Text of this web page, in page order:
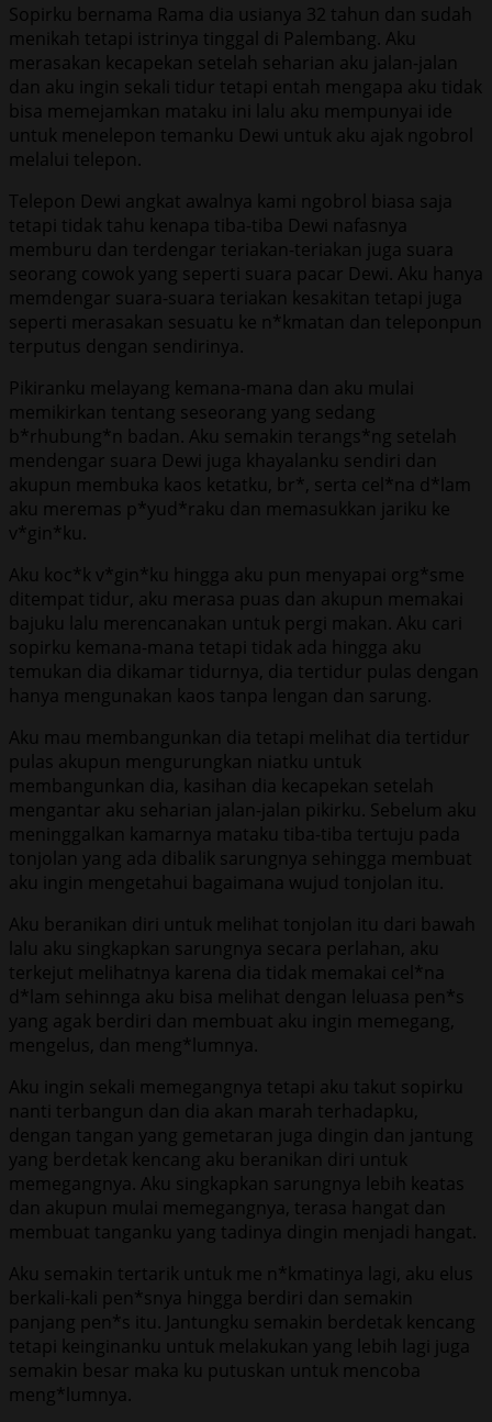
Sopirku bernama Rama dia usianya 32 tahun dan sudah
menikah tetapi istrinya tinggal di Palembang. Aku
merasakan kecapekan setelah seharian aku jalan-jalan
dan aku ingin sekali tidur tetapi entah mengapa aku tidak
bisa memejamkan mataku ini lalu aku mempunyai ide
untuk menelepon temanku Dewi untuk aku ajak ngobrol
melalui telepon.
Telepon Dewi angkat awalnya kami ngobrol biasa saja
tetapi tidak tahu kenapa tiba-tiba Dewi nafasnya
memburu dan terdengar teriakan-teriakan juga suara
seorang cowok yang seperti suara pacar Dewi. Aku hanya
memdengar suara-suara teriakan kesakitan tetapi juga
seperti merasakan sesuatu ke n*kmatan dan teleponpun
terputus dengan sendirinya.
Pikiranku melayang kemana-mana dan aku mulai
memikirkan tentang seseorang yang sedang
b*rhubung*n badan. Aku semakin terangs*ng setelah
mendengar suara Dewi juga khayalanku sendiri dan
akupun membuka kaos ketatku, br*, serta cel*na d*lam
aku meremas p*yud*raku dan memasukkan jariku ke
v*gin*ku.
Aku koc*k v*gin*ku hingga aku pun menyapai org*sme
ditempat tidur, aku merasa puas dan akupun memakai
bajuku lalu merencanakan untuk pergi makan. Aku cari
sopirku kemana-mana tetapi tidak ada hingga aku
temukan dia dikamar tidurnya, dia tertidur pulas dengan
hanya mengunakan kaos tanpa lengan dan sarung.
Aku mau membangunkan dia tetapi melihat dia tertidur
pulas akupun mengurungkan niatku untuk
membangunkan dia, kasihan dia kecapekan setelah
mengantar aku seharian jalan-jalan pikirku. Sebelum aku
meninggalkan kamarnya mataku tiba-tiba tertuju pada
tonjolan yang ada dibalik sarungnya sehingga membuat
aku ingin mengetahui bagaimana wujud tonjolan itu.
Aku beranikan diri untuk melihat tonjolan itu dari bawah
lalu aku singkapkan sarungnya secara perlahan, aku
terkejut melihatnya karena dia tidak memakai cel*na
d*lam sehinnga aku bisa melihat dengan leluasa pen*s
yang agak berdiri dan membuat aku ingin memegang,
mengelus, dan meng*lumnya.
Aku ingin sekali memegangnya tetapi aku takut sopirku
nanti terbangun dan dia akan marah terhadapku,
dengan tangan yang gemetaran juga dingin dan jantung
yang berdetak kencang aku beranikan diri untuk
memegangnya. Aku singkapkan sarungnya lebih keatas
dan akupun mulai memegangnya, terasa hangat dan
membuat tanganku yang tadinya dingin menjadi hangat.
Aku semakin tertarik untuk me n*kmatinya lagi, aku elus
berkali-kali pen*snya hingga berdiri dan semakin
panjang pen*s itu. Jantungku semakin berdetak kencang
tetapi keinginanku untuk melakukan yang lebih lagi juga
semakin besar maka ku putuskan untuk mencoba
meng*lumnya.